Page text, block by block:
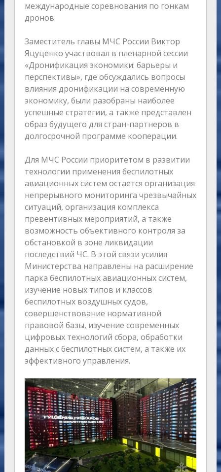
международные соревнования по гонкам
дронов.
Заместитель главы МЧС России Виктор
Яцуценко участвовал в пленарной сессии
«Дронификация экономики: барьеры и
перспективы», где обсуждались вопросы
влияния дронификации на современную
экономику, были разобраны наиболее
успешные стратегии, а также представлен
образ будущего для стран-партнеров в
долгосрочной программе кооперации.
Для МЧС России приоритетом в развитии
технологии применения беспилотных
авиационных систем остается организация
непрерывного мониторинга чрезвычайных
ситуаций, организация комплекса
превентивных мероприятий, а также
возможность объективного контроля за
обстановкой в зоне ликвидации
последствий ЧС. В этой связи усилия
Министерства направлены на расширение
парка беспилотных авиационных систем,
изучение новых типов и классов
беспилотных воздушных судов,
совершенствование нормативной
правовой базы, изучение современных
цифровых технологий сбора, обработки
данных с беспилотных систем, а также их
эффективного управления.